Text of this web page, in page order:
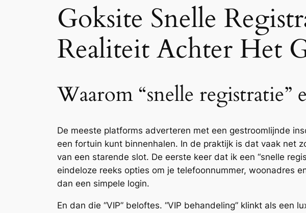
Goksite Snelle
Realiteit Achter Het
Waarom “snelle registratie”
De meeste platforms adverteren met een gestroomlijnde
een fortuin kunt binnenhalen. In de praktijk is dat vaak net
van een starende slot. De eerste keer dat ik een “snelle
eindeloze reeks opties om je telefoonnummer, woonadres
dan een simpele login.
En dan die “VIP” beloftes. “VIP behandeling” klinkt als